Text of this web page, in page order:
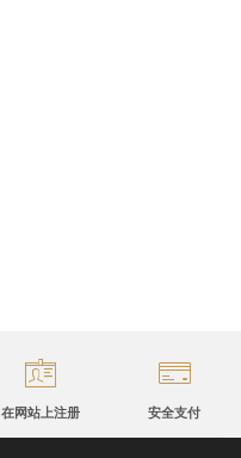
在网站上注册 安全支付